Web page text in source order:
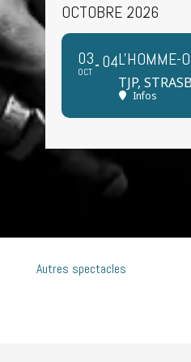
OCTOBRE 2026
03
OCT 04L'HOMME-
TJP,
Infos
Autres spectacles